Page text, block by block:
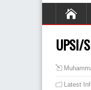
UPSI/
Latest